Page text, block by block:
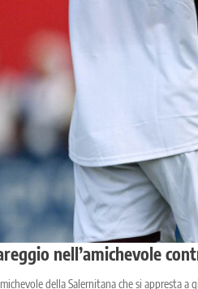
nell’amichevole
della Salernitana che si appresta a